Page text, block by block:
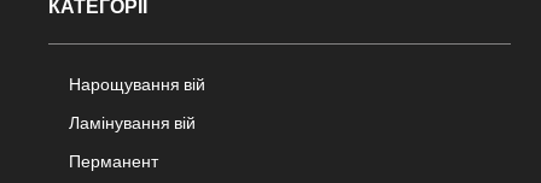
КАТЕГОРІЇ
Нарощування вій
Ламінування вій
Перманент